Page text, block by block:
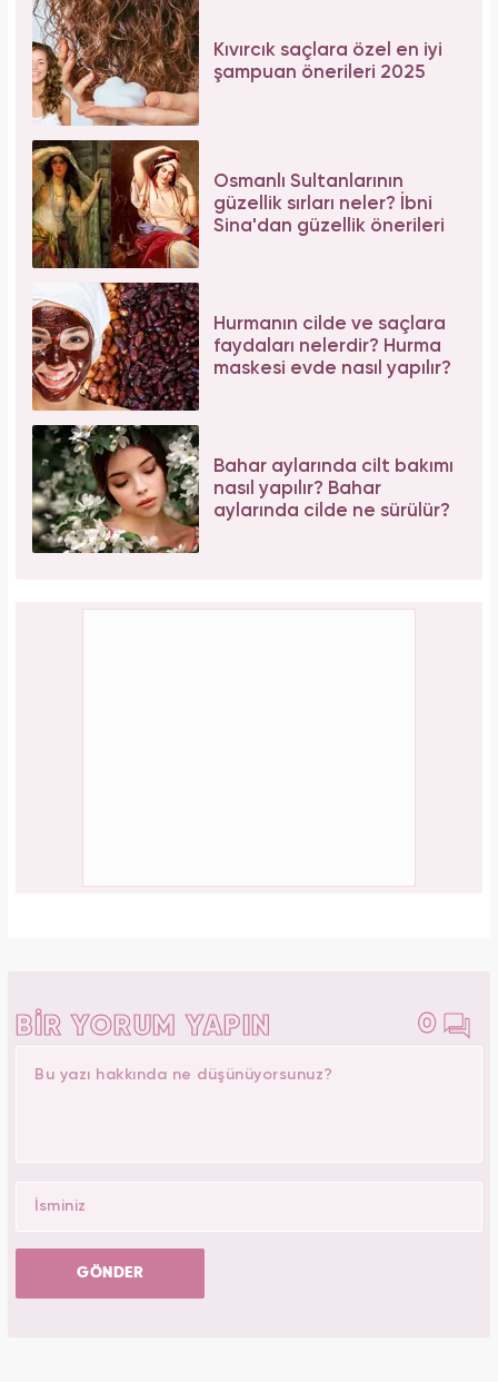
Kıvırcık saçlara özel en iyi
şampuan önerileri 2025
Osmanlı Sultanlarının
güzellik sırları neler? İbni
Sina'dan güzellik önerileri
Hurmanın cilde ve saçlara
faydaları nelerdir? Hurma
maskesi evde nasıl yapılır?
Bahar aylarında cilt bakımı
nasıl yapılır? Bahar
aylarında cilde ne sürülür?
BİR YORUM YAPIN 0
GÖNDER